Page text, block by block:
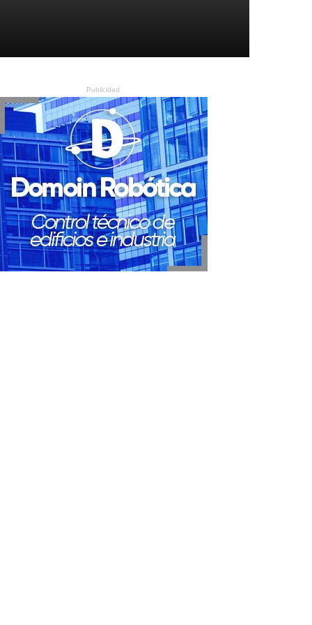
Publicidad